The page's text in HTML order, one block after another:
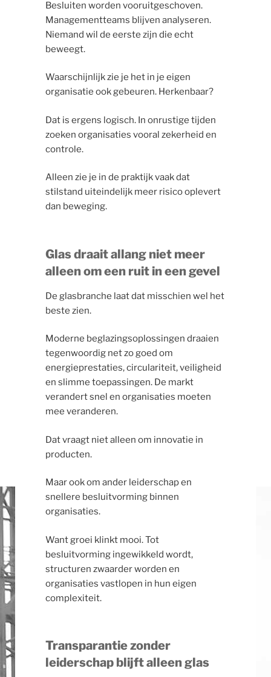
Besluiten worden vooruitgeschoven.
Managementteams blijven analyseren.
Niemand wil de eerste zijn die echt
beweegt.
Waarschijnlijk zie je het in je eigen
organisatie ook gebeuren. Herkenbaar?
Dat is ergens logisch. In onrustige tijden
zoeken organisaties vooral zekerheid en
controle.
Alleen zie je in de praktijk vaak dat
stilstand uiteindelijk meer risico oplevert
dan beweging.
Glas draait allang niet meer
alleen om een ruit in een gevel
De glasbranche laat dat misschien wel het
beste zien.
Moderne beglazingsoplossingen draaien
tegenwoordig net zo goed om
energieprestaties, circulariteit, veiligheid
en slimme toepassingen. De markt
verandert snel en organisaties moeten
mee veranderen.
Dat vraagt niet alleen om innovatie in
producten.
Maar ook om ander leiderschap en
snellere besluitvorming binnen
organisaties.
Want groei klinkt mooi. Tot
besluitvorming ingewikkeld wordt,
structuren zwaarder worden en
organisaties vastlopen in hun eigen
complexiteit.
Transparantie zonder
leiderschap blijft alleen glas